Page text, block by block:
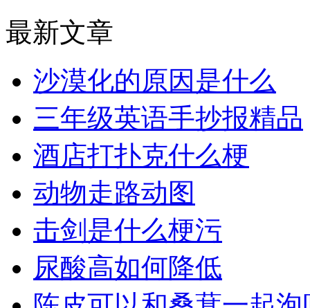
最新文章
沙漠化的原因是什么
三年级英语手抄报精品
酒店打扑克什么梗
动物走路动图
击剑是什么梗污
尿酸高如何降低